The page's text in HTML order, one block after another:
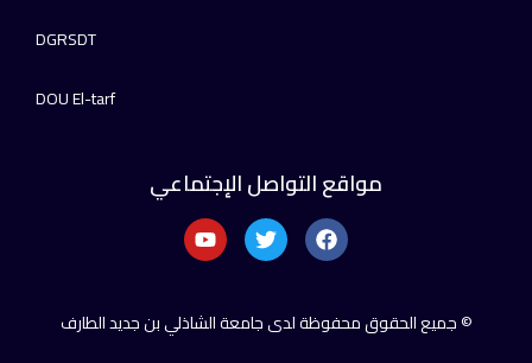
DGRSDT
DOU El-tarf
مواقع التواصل الإجتماعي
© جميع الحقوق محفوظة لدى جامعة الشاذلي بن جديد الطارف